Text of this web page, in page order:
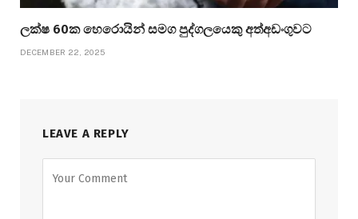
ලක්ෂ 60ක හෙරොයින් සමග පුද්ගලයෙකු අත්අඩංගුවට
DECEMBER 22, 2025
LEAVE A REPLY